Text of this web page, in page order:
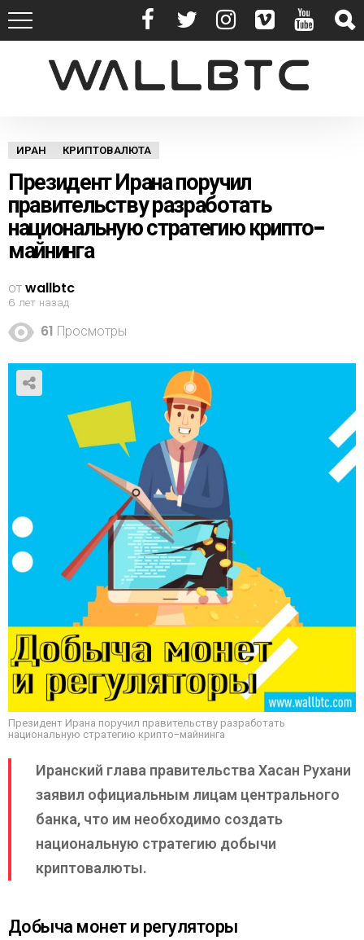
ИРАН КРИПТОВАЛЮТА
Президент Ирана поручил
правительству разработать
национальную стратегию крипто-
майнинга
отwallbtc
6 лет назад
61 Просмотры
Президент Ирана поручил правительству разработать
национальную стратегию крипто-майнинга
Иранский глава правительства Хасан Рухани
заявил официальным лицам центрального
банка, что им необходимо создать
национальную стратегию добычи
криптовалюты.
Добыча монет и регуляторы